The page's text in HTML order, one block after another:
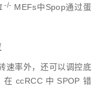
-/- MEFs中Spop通过蛋
速率外，还可以调控底
在 ccRCC 中 SPOP 错